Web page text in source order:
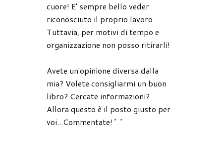
cuore! E' sempre bello veder
riconosciuto il proprio lavoro.
Tuttavia, per motivi di tempo e
organizzazione non posso ritirarli!
Avete un'opinione diversa dalla
mia? Volete consigliarmi un buon
libro? Cercate informazioni?
Allora questo è il posto giusto per
voi...Commentate!^^